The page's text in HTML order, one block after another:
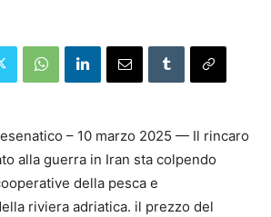
– 10 marzo 2025 — Il rincaro
alla guerra in Iran sta colpendo
della pesca e
riviera adriatica. il prezzo del